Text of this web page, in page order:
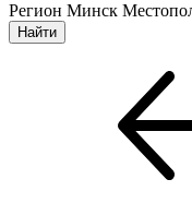
Регион Минск